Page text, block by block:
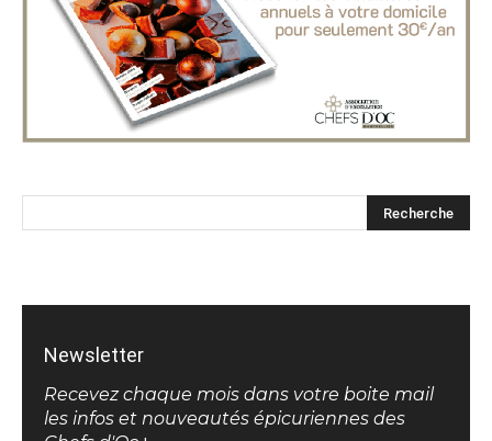
Newsletter
Recevez chaque mois dans votre boite mail
les infos et nouveautés épicuriennes des